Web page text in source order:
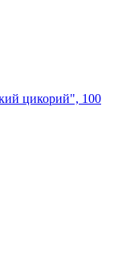
цикорий", 100